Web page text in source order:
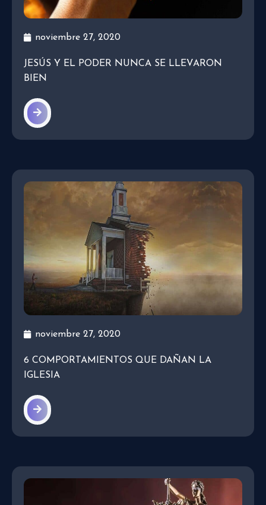
noviembre 27, 2020
JESÚS Y EL PODER NUNCA SE LLEVARON
BIEN
noviembre 27, 2020
6 COMPORTAMIENTOS QUE DAÑAN LA
IGLESIA